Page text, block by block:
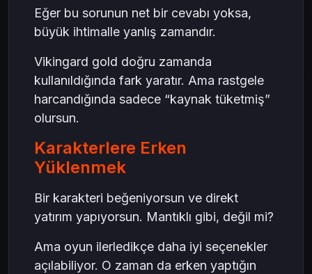
Eğer bu sorunun net bir cevabı yoksa,
büyük ihtimalle yanlış zamandır.
Vikingard gold doğru zamanda
kullanıldığında fark yaratır. Ama rastgele
harcandığında sadece “kaynak tüketmiş”
olursun.
Karakterlere Erken
Yüklenmek
Bir karakteri beğeniyorsun ve direkt
yatırım yapıyorsun. Mantıklı gibi, değil mi?
Ama oyun ilerledikçe daha iyi seçenekler
açılabiliyor. O zaman da erken yaptığın